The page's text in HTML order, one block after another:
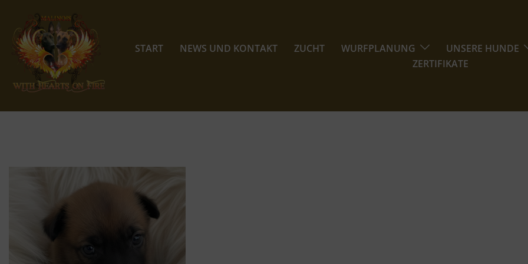
Inhalt
springen
START NEWS UND KONTAKT ZUCHT WURFPLANUNG
UNSERE HUNDE
ZERTIFIKATE